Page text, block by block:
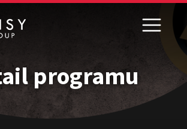
programu